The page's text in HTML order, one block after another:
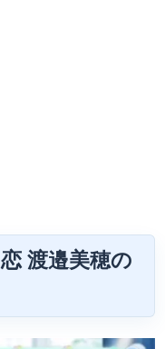
恋渡邉美穂の